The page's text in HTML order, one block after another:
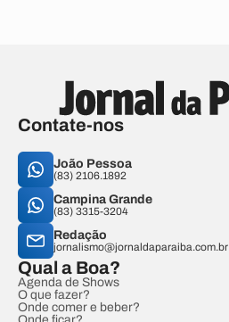
Contate-nos
João Pessoa
(83) 2106.1892
Campina Grande
(83) 3315-3204
Redação
jornalismo@jornaldaparaiba.com.br
Qual a Boa?
Agenda de Shows
O que fazer?
Onde comer e beber?